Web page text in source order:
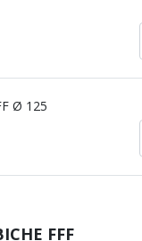
Ø 125
FFF